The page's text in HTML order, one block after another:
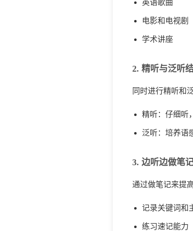
英语歌曲
电影和电视剧
学术讲座
2. 精听与泛听
同时进行精听和泛
精听：仔细听
泛听：培养语
3. 边听边做笔
通过做笔记来提
记录关键词和
练习速记能力